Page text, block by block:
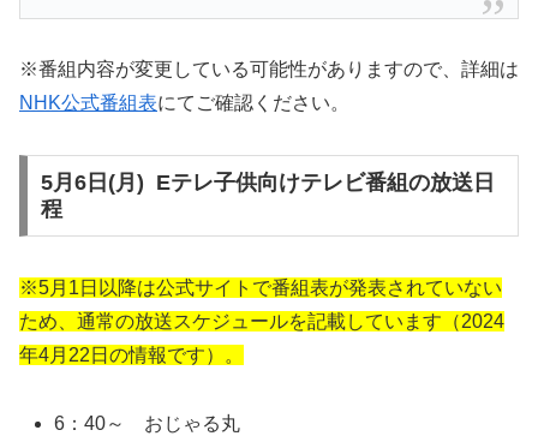
※番組内容が変更している可能性がありますので、詳細は
NHK公式番組表にてご確認ください。
5月6日(月) Eテレ子供向けテレビ番組の放送日
程
※5月1日以降は公式サイトで番組表が発表されていない
ため、通常の放送スケジュールを記載しています（2024
年4月22日の情報です）。
6：40～ おじゃる丸